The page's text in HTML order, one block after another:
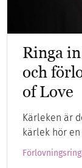
Ringa
och
of Love
Kärleken är
kärlek hör